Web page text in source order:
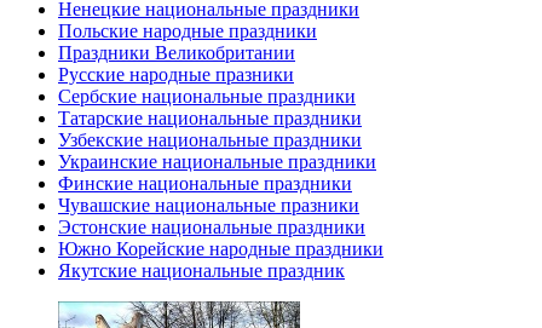
Ненецкие национальные праздники
Польские народные праздники
Праздники Великобритании
Русские народные празники
Сербские национальные праздники
Татарские национальные праздники
Узбекские национальные праздники
Украинские национальные праздники
Финские национальные праздники
Чувашские национальные празники
Эстонские национальные праздники
Южно Корейские народные праздники
Якутские национальные праздник